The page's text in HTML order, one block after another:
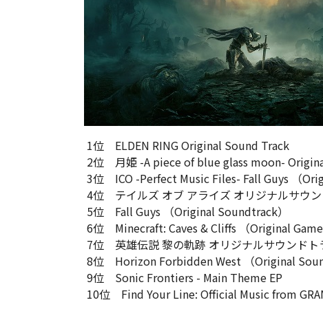
1位 ELDEN RING Original Sound Track
2位 月姫 -A piece of blue glass moon-
3位 ICO -Perfect Music Files- Fall Guys （
4位 テイルズ オブ アライズ オリジナルサウ
5位 Fall Guys （Original Soundtrack）
6位 Minecraft: Caves & Cliffs （Original Game
7位 英雄伝説 黎の軌跡 オリジナルサウンドト
8位 Horizon Forbidden West （Original
9位 Sonic Frontiers - Main Theme EP
10位 Find Your Line: Official Music from